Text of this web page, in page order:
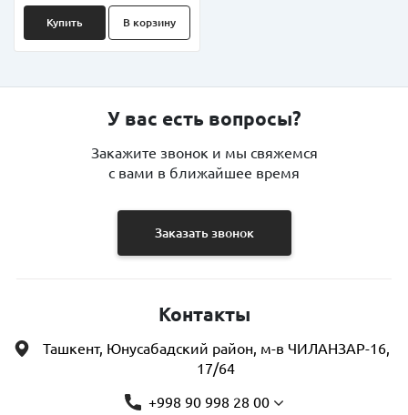
Купить В корзину
У вас есть вопросы?
Закажите звонок и мы свяжемся
с вами в ближайшее время
Заказать звонок
Контакты
Ташкент, Юнусабадский район, м-в ЧИЛАНЗАР-16,
17/64
+998 90 998 28 00